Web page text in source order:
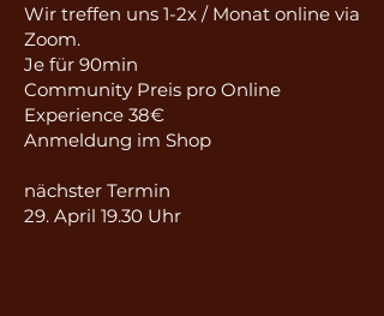
Wir treffen uns 1-2x / Monat online via
Zoom.
Je für 90min
Community Preis pro Online
Experience 38€
Anmeldung im Shop
​nächster Termin
29. April 19.30 Uhr